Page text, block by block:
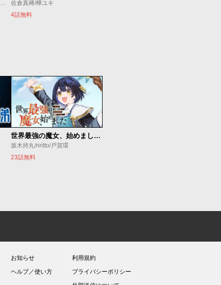
佐倉真稀/樺ユキ
4話無料
世界最強の魔女、始めました ～私だけ『攻略サイト』を見れる世界で自由に生きます～
坂木持丸/riritto/戸賀環
23話無料
お知らせ
ヘルプ／使い方
利用規約
プライバシーポリシー